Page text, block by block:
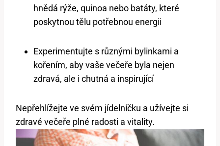
hnědá rýže, quinoa nebo batáty, které
poskytnou tělu potřebnou energii
Experimentujte s různými bylinkami a
kořením, aby vaše večeře byla nejen
zdravá, ale i chutná a inspirující
Nepřehlížejte ve svém jídelníčku a užívejte si
zdravé večeře plné radosti a vitality.